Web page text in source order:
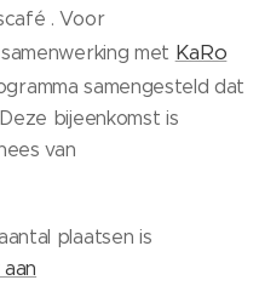
. Voor
met KaRo
samengesteld dat
bijeenkomst is
van
plaatsen is